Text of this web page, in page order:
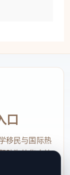
口
移民与国际热
助海外华人快